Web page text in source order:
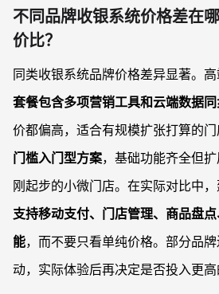
不同品牌收银系统价格差在
价比？
同类收银系统品牌价格差异显著。高
套餐包含多项营销工具和云端数据
价都偏高，适合有规模扩张打算的
门槛入门型方案，基础功能齐全但
刚起步的小微门店。在实际对比中
支持移动支付、门店管理、商品盘点
能，而不要只看单纯价格。部分品
动，实际体验后再决定是否投入更高